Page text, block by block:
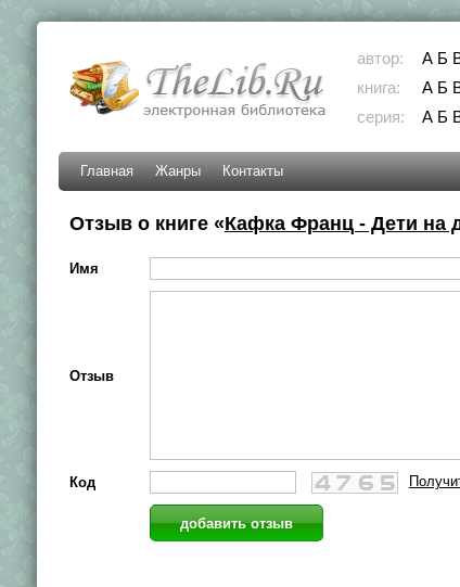
автор: А Б
книга:
А Б
серия:
А Б
Главная Жанры Контакты
Отзыв о книге «Кафка Франц - Дети на
Имя
Отзыв
Код